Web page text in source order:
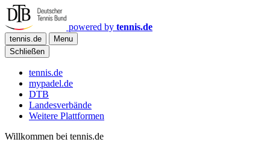
powered by tennis.de
tennis.de
Menu
Schließen
tennis.de
mypadel.de
DTB
Landesverbände
Weitere Plattformen
Willkommen bei tennis.de